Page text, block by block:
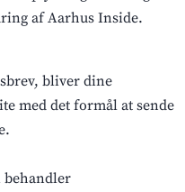
af Aarhus Inside.
bliver dine
med det formål at sende
behandler